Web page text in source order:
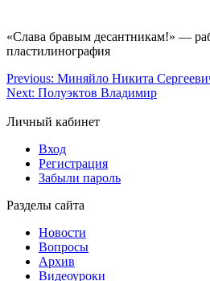
«Слава бравым десантникам!» —
пластилинография
Previous: Миняйло Никита
Next: Полуэктов Владимир
Личный кабинет
Вход
Регистрация
Забыли пароль
Разделы сайта
Новости
Вопросы
Архив
Видеоуроки